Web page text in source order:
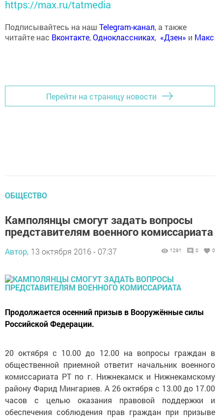
https://max.ru/tatmedia
Подписывайтесь на наш Telegram-канал, а также
читайте нас Вконтакте,Одноклассниках, «Дзен» и Макс
Перейти на страницу новости
ОБЩЕСТВО
Камполянцы смогут задать вопросы
представителям военного комиссариата
Автор, 13 октября 2016 - 07:37 1291 0 0
Продолжается осенний призыв в Вооружённые силы
Российской Федерации.
20 октября с 10.00 до 12.00 на вопросы граждан в
общественной приемной ответит начальник военного
комиссариата РТ по г. Нижнекамск и Нижнекамскому
району Фарид Мингариев. А 26 октября с 13.00 до 17.00
часов с целью оказания правовой поддержки и
обеспечения соблюдения прав граждан при призыве